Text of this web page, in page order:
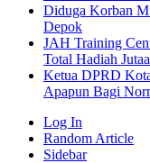
Diduga Korban
Depok
JAH Training
Total Hadiah
Ketua DPRD
Apapun Bagi
Log In
Random Article
Sidebar